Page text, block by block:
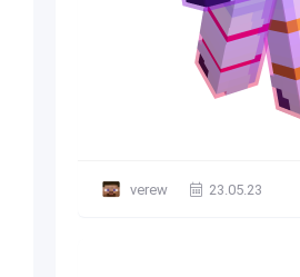
verew 23.05.23